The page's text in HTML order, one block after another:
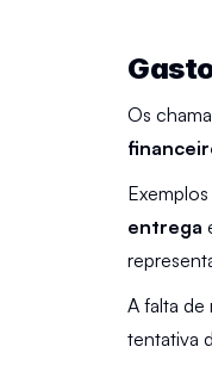
Os
entrega
A falta de
tentativa